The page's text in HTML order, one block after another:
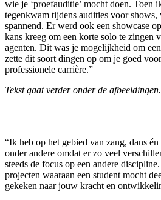
wie je ‘proefauditie’ mocht doen. Toen
tegenkwam tijdens audities voor
spannend. Er werd ook een showcase
kans kreeg om een korte solo te zingen
agenten. Dit was je mogelijkheid om
zette dit soort dingen op om je goed
professionele carrière.”
Tekst gaat verder onder de afbeeldingen.
“Ik heb op het gebied van zang, dans
onder andere omdat er zo veel
steeds de focus op een andere
projecten waaraan een student mocht
gekeken naar jouw kracht en